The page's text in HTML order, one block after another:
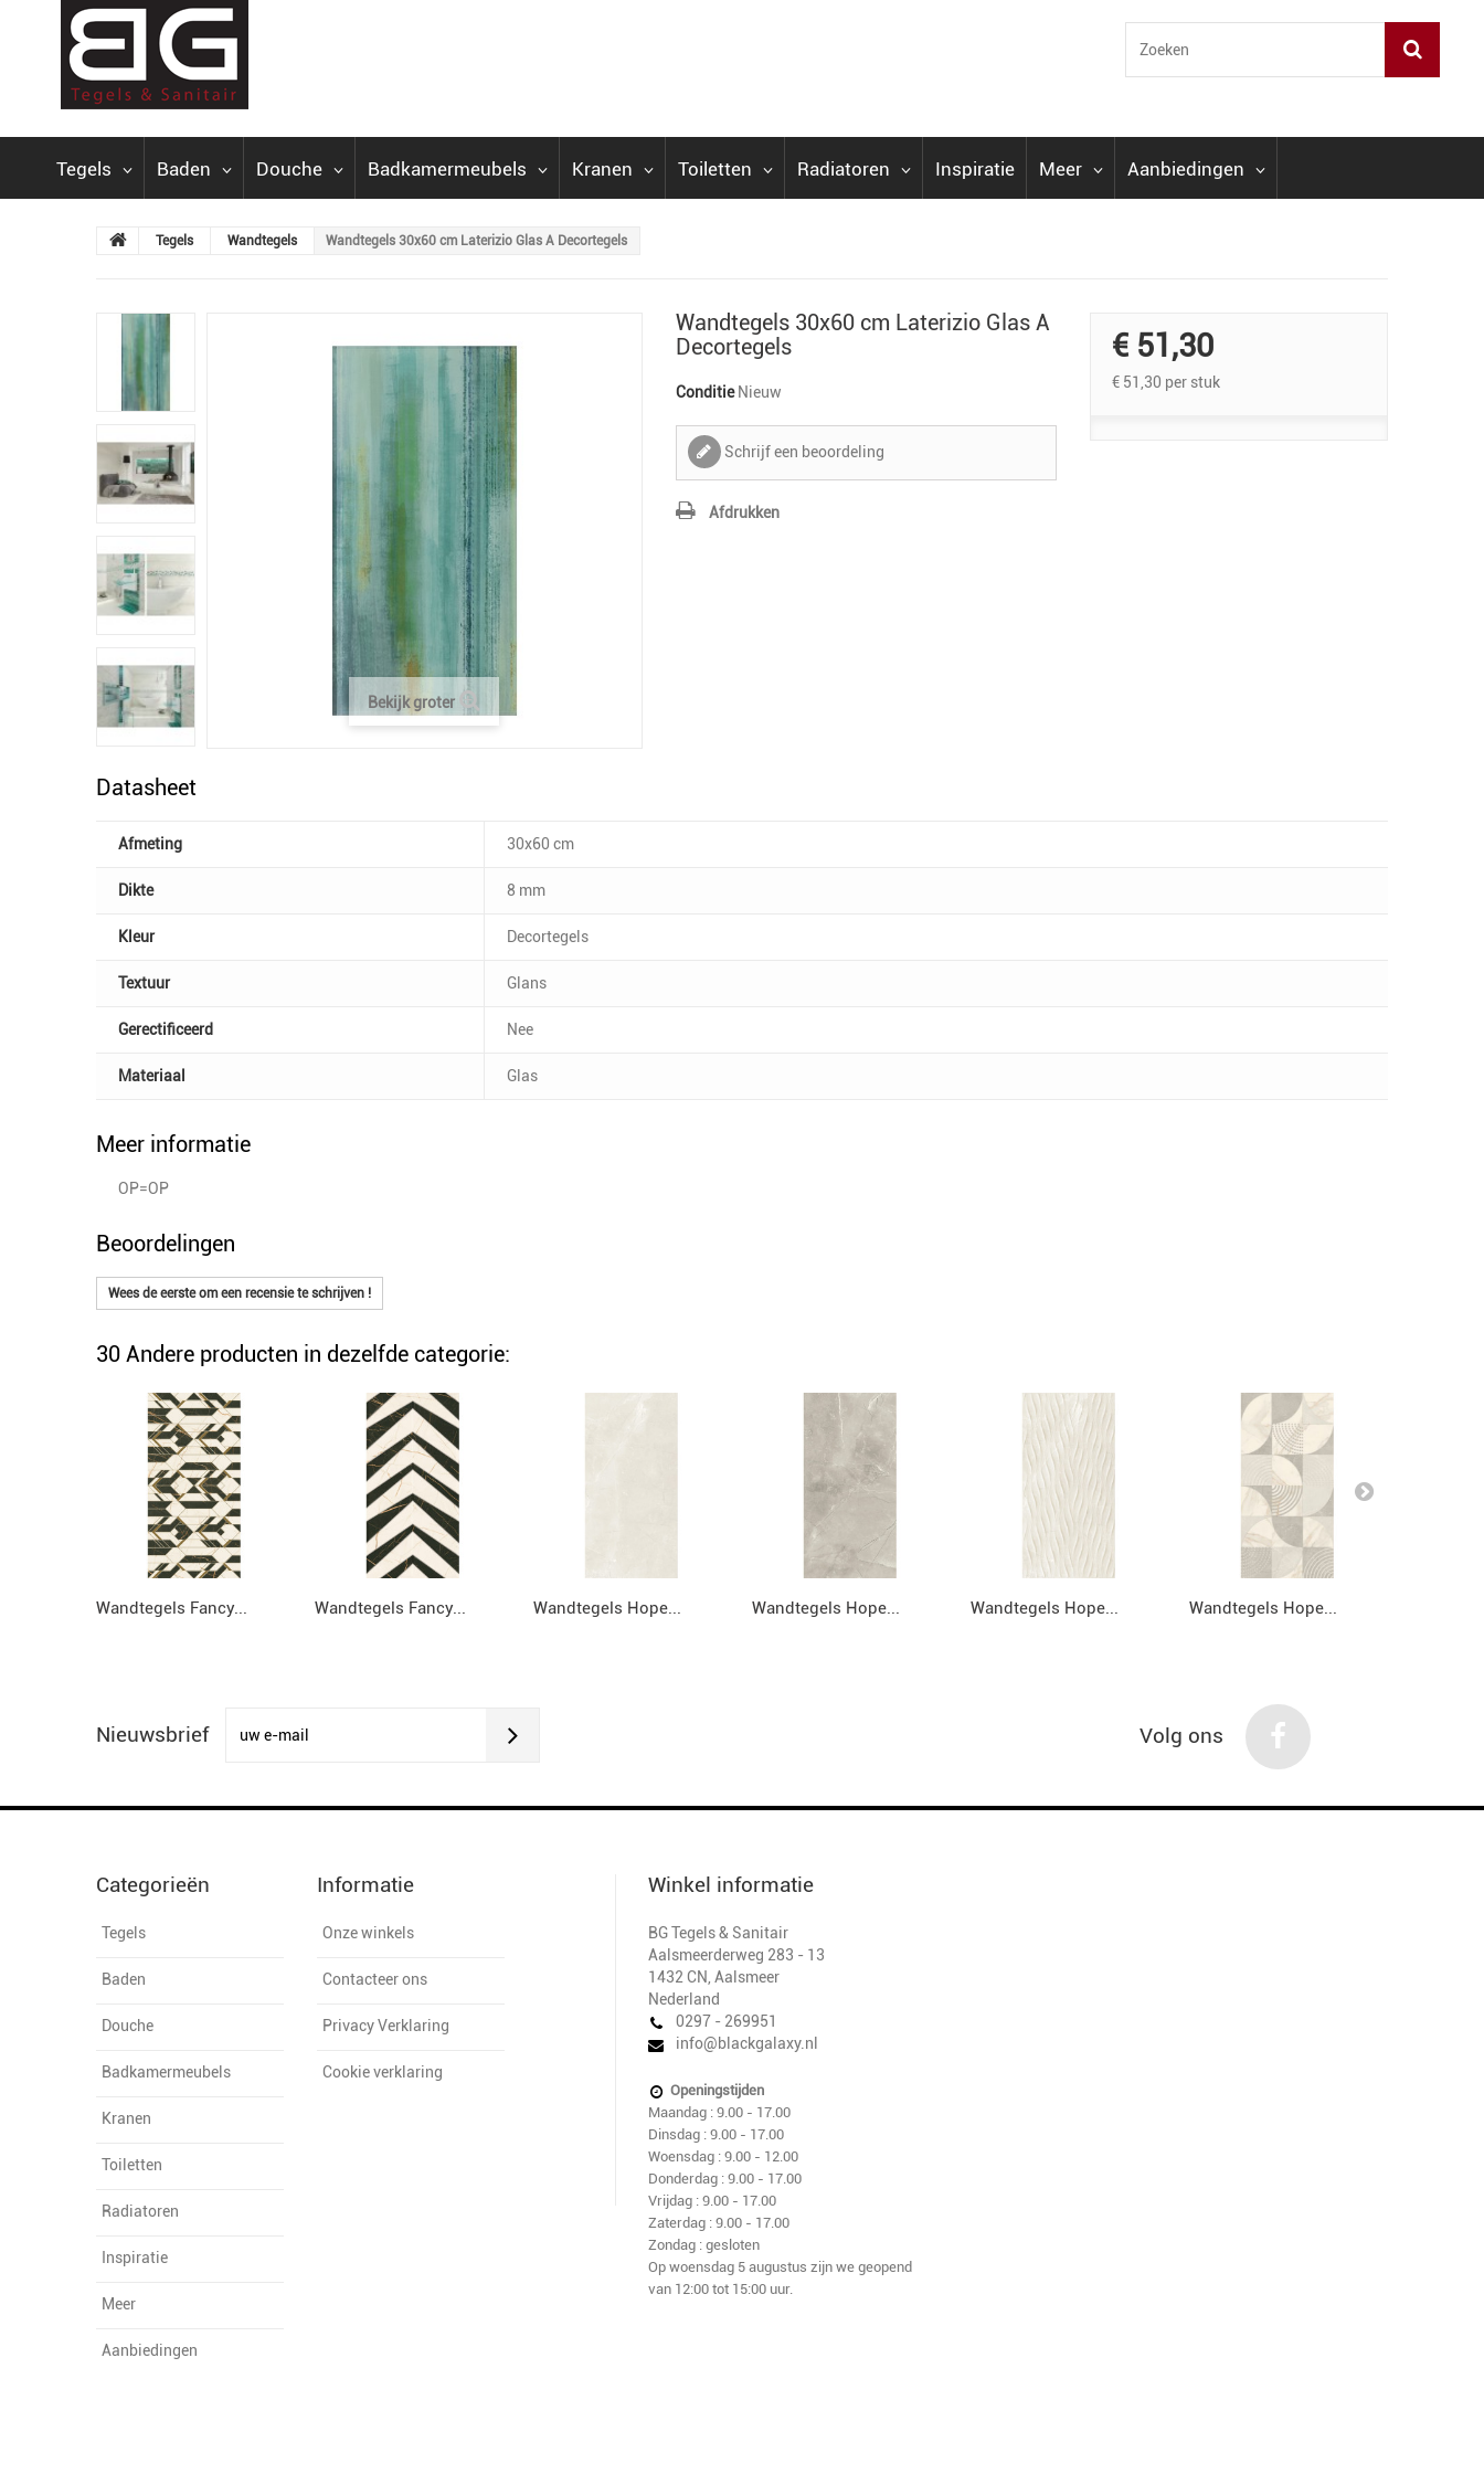
Tegels Baden Douche Badkamermeubels Kranen Toiletten Radiatoren Inspiratie Meer Aanbiedingen
Tegels Wandtegels Wandtegels 30x60 cm Laterizio Glas A Decortegels
Bekijk groter
Wandtegels 30x60 cm Laterizio Glas A
Decortegels
Conditie Nieuw
Schrijf een beoordeling
Afdrukken
€ 51,30
€ 51,30 per stuk
Datasheet
Afmeting 30x60 cm
Dikte 8 mm
Kleur Decortegels
Textuur Glans
Gerectificeerd Nee
Materiaal Glas
Meer informatie
OP=OP
Beoordelingen
Wees de eerste om een recensie te schrijven !
30 Andere producten in dezelfde categorie:
Wandtegels Fancy... Wandtegels Fancy... Wandtegels Hope... Wandtegels Hope... Wandtegels Hope... Wandtegels Hope...
Nieuwsbrief Volg ons
Categorieën
Tegels
Baden
Douche
Badkamermeubels
Kranen
Toiletten
Radiatoren
Inspiratie
Meer
Aanbiedingen
Informatie
Onze winkels
Contacteer ons
Privacy Verklaring
Cookie verklaring
Winkel informatie
BG Tegels & Sanitair
Aalsmeerderweg 283 - 13
1432 CN Aalsmeer
Nederland
0297 - 269951
info@blackgalaxy.nl
Openingstijden
Maandag : 9.00 - 17.00
Dinsdag : 9.00 - 17.00
Woensdag : 9.00 - 12.00
Donderdag : 9.00 - 17.00
Vrijdag : 9.00 - 17.00
Zaterdag : 9.00 - 17.00
Zondag : gesloten
Op woensdag 5 augustus zijn we geopend
van 12:00 tot 15:00 uur.